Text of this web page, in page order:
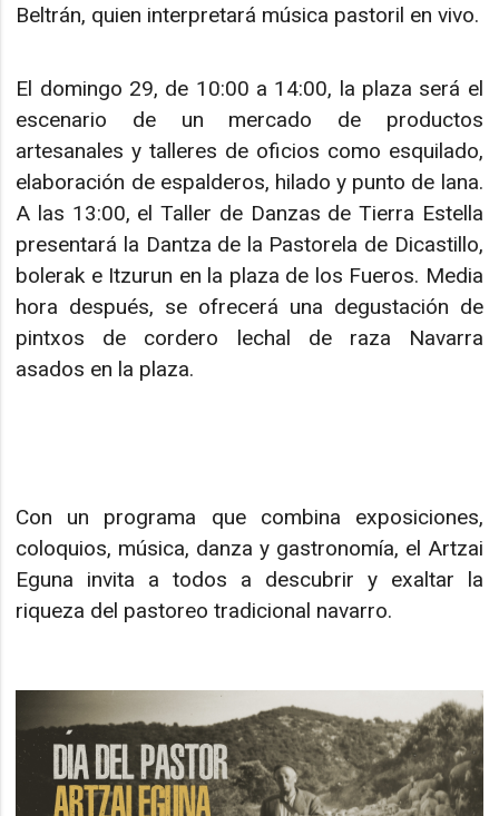
Beltrán, quien interpretará música pastoril en vivo.
El domingo 29, de 10:00 a 14:00, la plaza será el
escenario de un mercado de productos
artesanales y talleres de oficios como esquilado,
elaboración de espalderos, hilado y punto de lana.
A las 13:00, el Taller de Danzas de Tierra Estella
presentará la Dantza de la Pastorela de Dicastillo,
bolerak e Itzurun en la plaza de los Fueros. Media
hora después, se ofrecerá una degustación de
pintxos de cordero lechal de raza Navarra
asados en la plaza.
Con un programa que combina exposiciones,
coloquios, música, danza y gastronomía, el Artzai
Eguna invita a todos a descubrir y exaltar la
riqueza del pastoreo tradicional navarro.